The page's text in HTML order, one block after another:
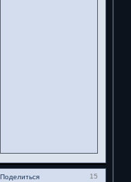
Поделиться
15